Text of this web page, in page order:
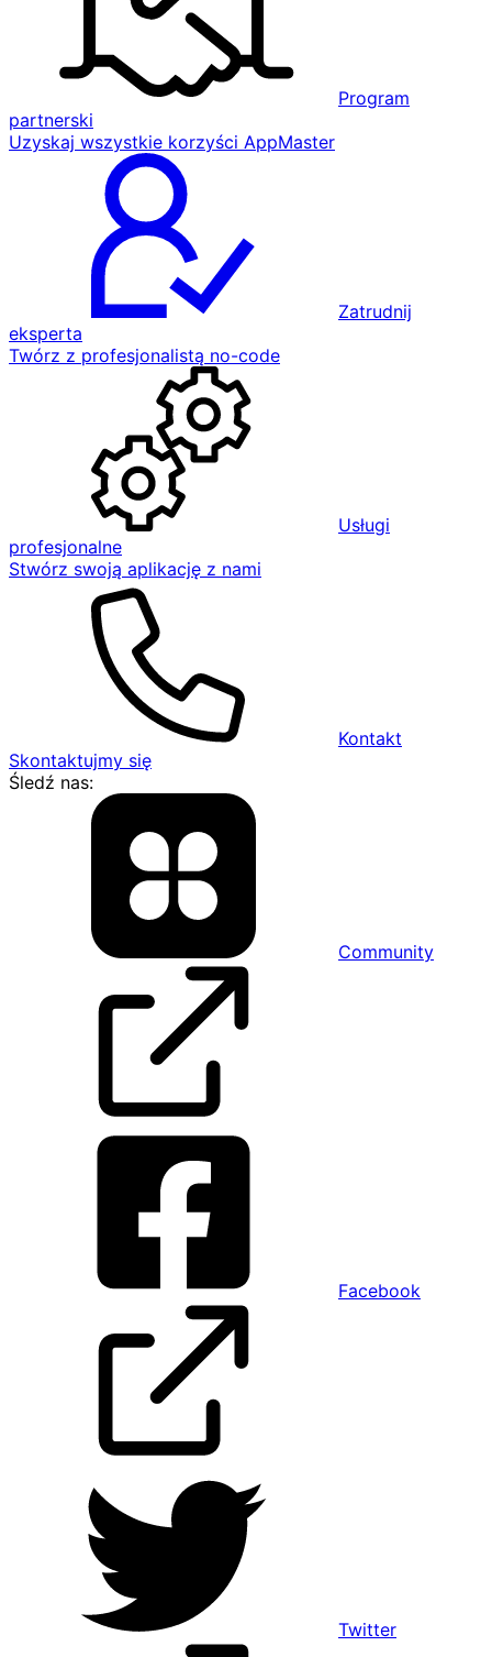
Program
partnerski
Uzyskaj wszystkie korzyści AppMaster
Zatrudnij
eksperta
Twórz z profesjonalistą no-code
Usługi
profesjonalne
Stwórz swoją aplikację z nami
Kontakt
Skontaktujmy się
Śledź nas:
Community
Facebook
Twitter